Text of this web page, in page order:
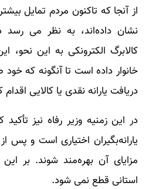
از آنجا که تاکنون مردم تمایل
نشان داده‌اند،‌ به نظر می رسد
کالابرگ الکترونکی به این نحو،
خانوار داده است تا آنگونه که
دریافت یارانه نقدی یا کالایی اقدام
در این زمنیه وزیر رفاه نیز
یارانه‌بگیران اختیاری است و پس
مزایای آن بهره‌مند شوند. بر
استانی قطع نمی شود.